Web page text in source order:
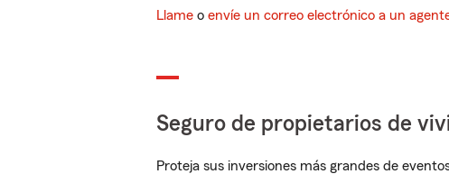
Llame o envíe un correo electrónico a un
Seguro de propietarios de
Proteja sus inversiones más grandes de